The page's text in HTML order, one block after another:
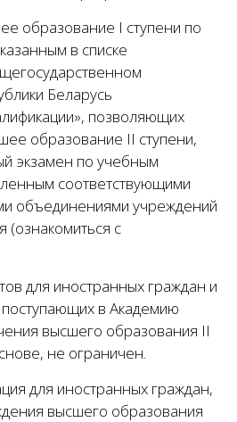
образование I ступени по
в списке
Беларусь
позволяющих
образование II ступени,
экзамен по учебным
соответствующими
объединениями учреждений
(ознакомиться с
для иностранных граждан и
в Академию
высшего образования II
не ограничен.
для иностранных граждан,
высшего образования